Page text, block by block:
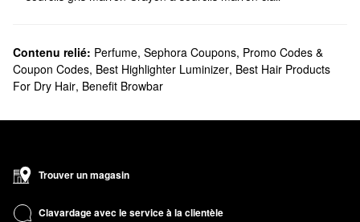
Contenu relié: Perfume, Sephora Coupons, Promo Codes &
Coupon Codes, Best Highlighter Luminizer, Best Hair Products
For Dry Hair, Benefit Browbar
Trouver un magasin
Clavardage avec le service à la clientèle